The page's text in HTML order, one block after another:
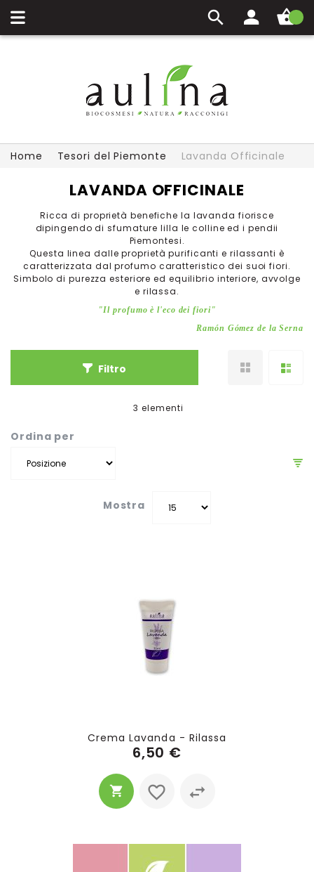
Carrello
Home Tesori del Piemonte Lavanda Officinale
LAVANDA OFFICINALE
Ricca di proprietà benefiche la lavanda fiorisce
dipingendo di sfumature lilla le colline ed i pendii
Piemontesi.
Questa linea dalle proprietà purificanti e rilassanti è
caratterizzata dal profumo caratteristico dei suoi fiori.
Simbolo di purezza esteriore ed equilibrio interiore, avvolge
e rilassa.
"Il profumo è l'eco dei fiori"
Ramón Gómez de la Serna
Filtro
Ordina per
3 elementi
Mostra
Crema Lavanda - Rilassa
6,50 €